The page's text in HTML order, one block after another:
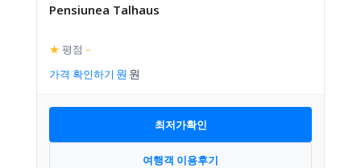
Pensiunea Talhaus
★ 평점 –
가격 확인하기
최저가확인
여행객 이용후기